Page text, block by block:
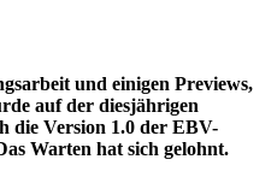
und einigen Previews,
auf der diesjährigen
die Version 1.0 der EBV-
Warten hat sich gelohnt.